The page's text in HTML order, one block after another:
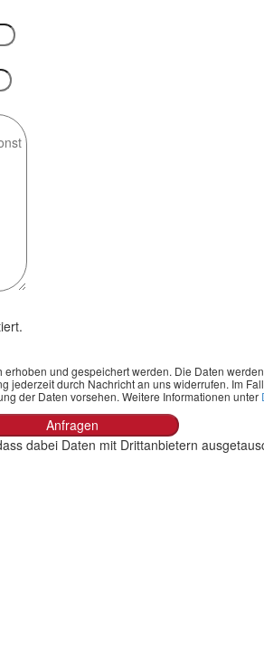
und gespei­chert wer­den. Die Daten
jeder­zeit durch Nach­richt an uns wider­ru­fen. Im
der Daten vor­se­hen. Wei­te­re Infor­ma­tio­nen unter
dabei Daten mit Drittanbietern